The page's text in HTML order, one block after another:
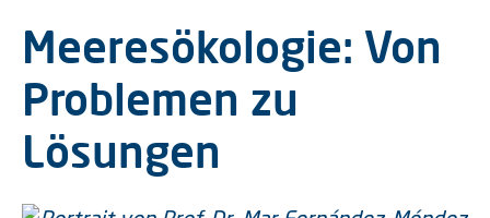
Meeresökologie: Von
Problemen zu
Lösungen